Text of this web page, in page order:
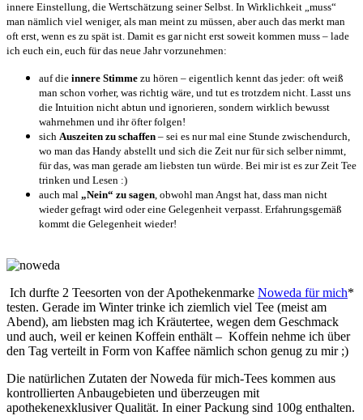
innere Einstellung, die Wertschätzung seiner Selbst. In Wirklichkeit „muss“
man nämlich viel weniger, als man meint zu müssen, aber auch das merkt man
oft erst, wenn es zu spät ist. Damit es gar nicht erst soweit kommen muss – lade
ich euch ein, euch für das neue Jahr vorzunehmen:
auf die innere Stimme zu hören – eigentlich kennt das jeder: oft weiß
man schon vorher, was richtig wäre, und tut es trotzdem nicht. Lasst uns
die Intuition nicht abtun und ignorieren, sondern wirklich bewusst
wahrnehmen und ihr öfter folgen!
sich Auszeiten zu schaffen – sei es nur mal eine Stunde zwischendurch,
wo man das Handy abstellt und sich die Zeit nur für sich selber nimmt,
für das, was man gerade am liebsten tun würde. Bei mir ist es zur Zeit Tee
trinken und Lesen :)
auch mal „Nein“ zu sagen, obwohl man Angst hat, dass man nicht
wieder gefragt wird oder eine Gelegenheit verpasst. Erfahrungsgemäß
kommt die Gelegenheit wieder!
Ich durfte 2 Teesorten von der Apothekenmarke Noweda für mich*
testen. Gerade im Winter trinke ich ziemlich viel Tee (meist am
Abend), am liebsten mag ich Kräutertee, wegen dem Geschmack
und auch, weil er keinen Koffein enthält – Koffein nehme ich über
den Tag verteilt in Form von Kaffee nämlich schon genug zu mir ;)
Die natürlichen Zutaten der Noweda für mich-Tees kommen aus
kontrollierten Anbaugebieten und überzeugen mit
apothekenexklusiver Qualität. In einer Packung sind 100g enthalten.